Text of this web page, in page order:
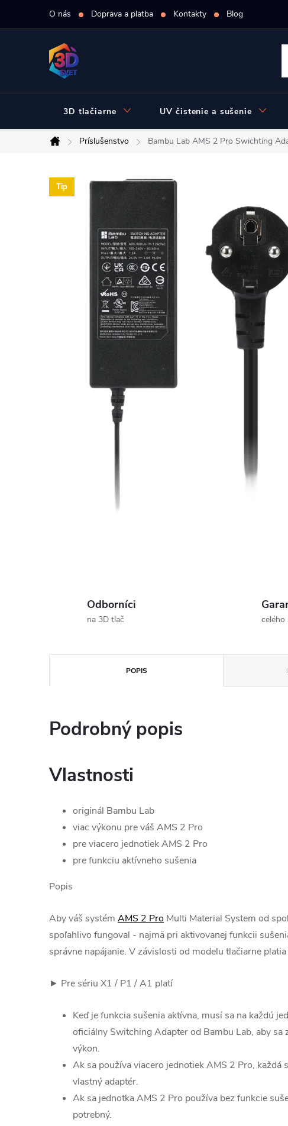
O nás Doprava a platba Kontakty Blog
3D tlačiarne UV čistenie a sušenie
Domov
Príslušenstvo Bambu Lab AMS 2 Pro Swichting
Tip
Odborníci
na 3D tlač
POPIS
Podrobný popis
Vlastnosti
originál Bambu Lab
viac výkonu pre váš AMS 2 Pro
pre viacero jednotiek AMS 2 Pro
pre funkciu aktívneho sušenia
Popis
Aby váš systém AMS 2 Pro Multi Material System od
spoľahlivo fungoval - najmä pri aktivovanej funkcii
správne napájanie. V závislosti od modelu tlačiarne
► Pre sériu X1 / P1 / A1 platí
Keď je funkcia sušenia aktívna, musí sa na každú
oficiálny Switching Adapter od Bambu Lab, aby sa
výkon.
Ak sa používa viacero jednotiek AMS 2 Pro, každá
vlastný adaptér.
Ak sa jednotka AMS 2 Pro používa bez funkcie
potrebný.